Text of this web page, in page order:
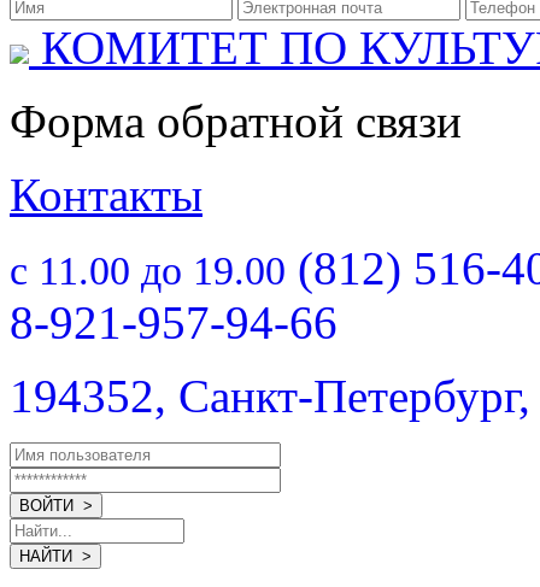
КОМИТЕТ ПО
Форма обратной связи
Контакты
с 11.00 до 19.00 (812) 516-
8-921-957-94-66
194352, Санкт-